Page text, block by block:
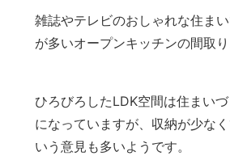
雑誌やテレビのおしゃれな住ま
が多いオープンキッチンの間取り
ひろびろしたLDK空間は住まい
になっていますが、収納が少な
いう意見も多いようです。